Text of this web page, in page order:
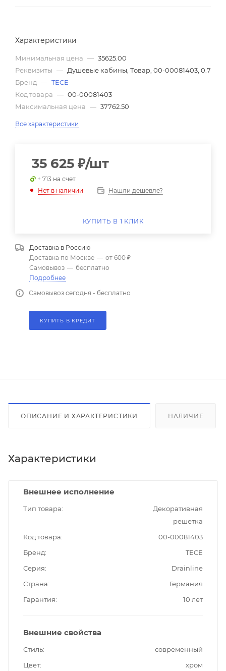
Характеристики
Минимальная цена — 35625.00
Реквизиты — Душевые кабины, Товар, 00-00081403, 0.7
Бренд — TECE
Код товара — 00-00081403
Максимальная цена — 37762.50
Все характеристики
35 625 ₽/шт
+ 713 на счет
Нет в наличии
Нашли дешевле?
КУПИТЬ В 1 КЛИК
Доставка в Россию
Доставка по Москве — от 600 ₽
Самовывоз — бесплатно
Подробнее
Самовывоз сегодня - бесплатно
КУПИТЬ В КРЕДИТ
ОПИСАНИЕ И ХАРАКТЕРИСТИКИ НАЛИЧИЕ
Характеристики
Внешнее исполнение
Тип товара
Декоративная
решетка
Код товара
00-00081403
Бренд
TECE
Серия
Drainline
Страна
Германия
Гарантия
10 лет
Внешние свойства
Стиль
современный
Цвет
хром